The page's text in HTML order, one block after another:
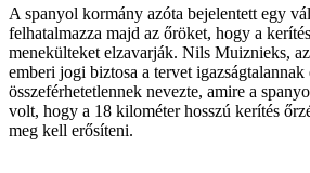
A spanyol kormány azóta bejelentett egy
felhatalmazza majd az őröket, hogy a
menekülteket elzavarják. Nils Muiznieks,
emberi jogi biztosa a tervet
összeférhetetlennek nevezte, amire a
volt, hogy a 18 kilométer hosszú kerítés
meg kell erősíteni.